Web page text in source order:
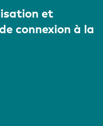
et
connexion à la